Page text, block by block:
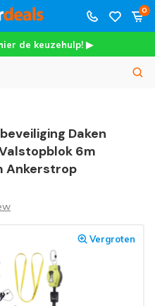
0
de keuzehulp! ▶
Daken
6m
Ankerstrop
Vergroten